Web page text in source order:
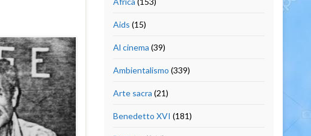
Aids (15)
Al cinema (39)
Ambientalismo (339)
Arte sacra (21)
Benedetto XVI (181)